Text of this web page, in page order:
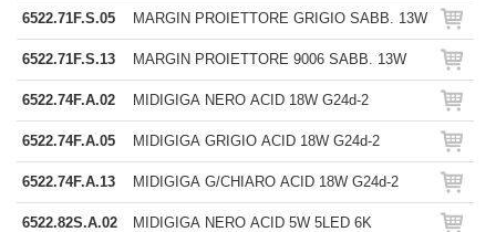
6522.71F.S.05 MARGIN PROIETTORE GRIGIO SABB. 13W
6522.71F.S.13 MARGIN PROIETTORE 9006 SABB. 13W
6522.74F.A.02 MIDIGIGA NERO ACID 18W G24d-2
6522.74F.A.05 MIDIGIGA GRIGIO ACID 18W G24d-2
6522.74F.A.13 MIDIGIGA G/CHIARO ACID 18W G24d-2
6522.82S.A.02 MIDIGIGA NERO ACID 5W 5LED 6K